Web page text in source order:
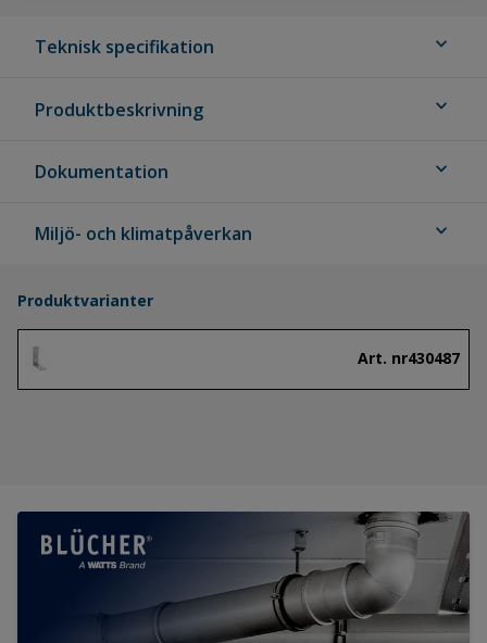
Teknisk specifikation expand_more
Produktbeskrivning expand_more
Dokumentation expand_more
Miljö- och klimatpåverkan expand_more
Produktvarianter
Art. nr430487